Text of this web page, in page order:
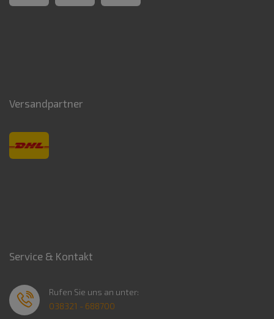
Versandpartner
Service & Kontakt
Rufen Sie uns an unter:
038321 - 688700